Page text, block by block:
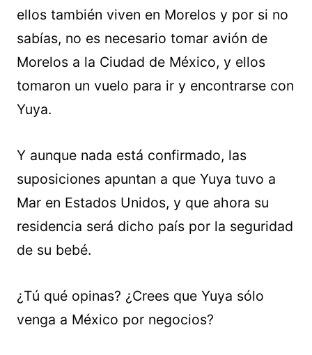
ellos también viven en Morelos y por si no
sabías, no es necesario tomar avión de
Morelos a la Ciudad de México, y ellos
tomaron un vuelo para ir y encontrarse con
Yuya.
Y aunque nada está confirmado, las
suposiciones apuntan a que Yuya tuvo a
Mar en Estados Unidos, y que ahora su
residencia será dicho país por la seguridad
de su bebé.
¿Tú qué opinas? ¿Crees que Yuya sólo
venga a México por negocios?